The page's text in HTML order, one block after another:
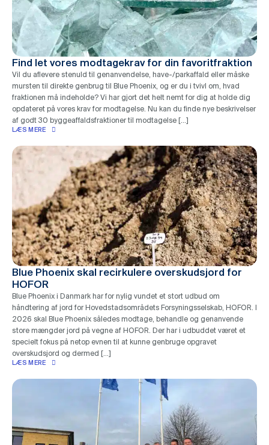
Find let vores modtagekrav for din favoritfraktion
Vil du aflevere stenuld til genanvendelse, have-/parkaffald eller måske
mursten til direkte genbrug til Blue Phoenix, og er du i tvivl om, hvad
fraktionen må indeholde? Vi har gjort det helt nemt for dig at holde dig
opdateret på vores krav for modtagelse. Nu kan du finde nye beskrivelser
af godt 30 byggeaffaldsfraktioner til modtagelse […]
LÆS MERE
Blue Phoenix skal recirkulere overskudsjord for
HOFOR
Blue Phoenix i Danmark har for nylig vundet et stort udbud om
håndtering af jord for Hovedstadsområdets Forsyningsselskab, HOFOR. I
2026 skal Blue Phoenix således modtage, behandle og genanvende
store mængder jord på vegne af HOFOR. Der har i udbuddet været et
specielt fokus på netop evnen til at kunne genbruge opgravet
overskudsjord og dermed […]
LÆS MERE